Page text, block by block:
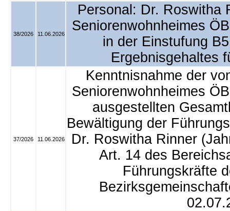
38/2026 11.06.2026
Personal: Dr. Roswitha
Seniorenwohnheimes
in der Einstufung
Ergebnisgehaltes
37/2026 11.06.2026
Kenntnisnahme der
Seniorenwohnheimes
ausgestellten
Bewältigung der
Dr. Roswitha Rinner
Art. 14 des
Führungskräfte